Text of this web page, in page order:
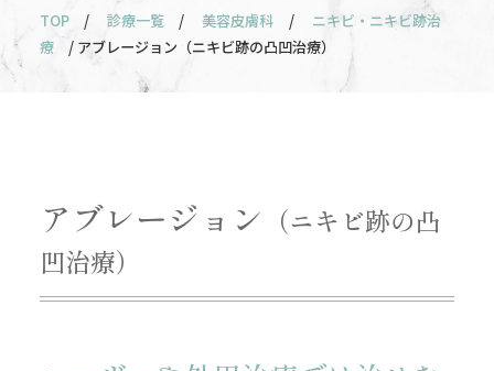
TOP / 診療一覧 / 美容皮膚科 /
ニキビ・ニキビ跡治
療
/ アブレージョン（ニキビ跡の凸凹治療）
アブレージョン （ニキビ跡の凸
凹治療）